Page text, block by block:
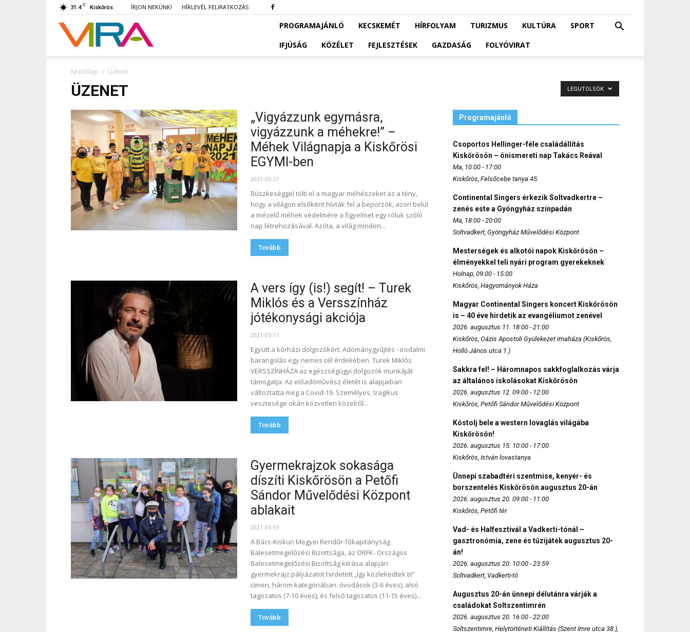
31.4 C Kiskőrös ÍRJON NEKÜNK! HÍRLEVÉL FELIRATKOZÁS
VIRA PROGRAMAJÁNLÓ KECSKEMÉT HÍRFOLYAM TURIZMUS KULTÚRA
SPORT
IFJÚSÁG
KÖZÉLET FEJLESZTÉSEK GAZDASÁG FOLYÓVIRAT
Kezdőlap Üzenet
ÜZENET LEGUTOLSÓK
„Vigyázzunk egymásra,
vigyázzunk a méhekre!” –
Méhek Világnapja a Kiskőrösi
EGYMI-ben
2021-05-21
Büszkeséggel tölti el a magyar méhészeket az a tény,
hogy a világon elsőként hívták fel a beporzók, azon belül
a mézelő méhek védelmére a figyelmet egy róluk szóló
nap létrehozásával. Azóta, a világ minden...
Tovább
A vers így (is!) segít! – Turek
Miklós és a Versszínház
jótékonysági akciója
2021-05-11
Együtt a kórházi dolgozókért. Adománygyűjtés - irodalmi
barangolás egy nemes cél érdekében. Turek Miklós
VERSSZÍNHÁZA az egészségügyi dolgozók munkáját
támogatja. Az előadóművész életét is alapjaiban
változtatta meg a Covid-19. Személyes, tragikus
vesztesége okán közvetlen közelről...
Tovább
Gyermekrajzok sokasága
díszíti Kiskőrösön a Petőfi
Sándor Művelődési Központ
ablakait
2021-05-03
A Bács-Kiskun Megyei Rendőr-főkapitányság
Balesetmegelőzési Bizottsága, az ORFK- Országos
Balesetmegelőzési Bizottság kiírása alapján
gyermekrajz pályázatot hirdetett „Így közlekedtek ti!”
címen, három kategóriában. óvodások (3-6 éves), alsó
tagozatos (7-10 éves), és felső tagozatos (11-15 éves)...
Tovább
Programajánló
Csoportos Hellinger-féle családállítás
Kiskőrösön – önismereti nap Takács Reával
Ma, 10:00 - 17:00
Kiskőrös, Felsőcebe tanya 45.
Continental Singers érkezik Soltvadkertre –
zenés este a Gyöngyház színpadán
Ma, 18:00 - 20:00
Soltvadkert, Gyöngyház Művelődési Központ
Mesterségek és alkotói napok Kiskőrösön –
élményekkel teli nyári program gyerekeknek
Holnap, 09:00 - 15:00
Kiskőrös, Hagyományok Háza
Magyar Continental Singers koncert Kiskőrösön
is – 40 éve hirdetik az evangéliumot zenével
2026. augusztus 11. 18:00 - 21:00
Kiskőrös, Oázis Apostoli Gyülekezet imaháza (Kiskőrös,
Holló János utca 1.)
Sakkra fel! – Háromnapos sakkfoglalkozás várja
az általános iskolásokat Kiskőrösön
2026. augusztus 12. 09:00 - 12:00
Kiskőrös, Petőfi Sándor Művelődési Központ
Kóstolj bele a western lovaglás világába
Kiskőrösön!
2026. augusztus 15. 10:00 - 17:00
Kiskőrös, István lovastanya
Ünnepi szabadtéri szentmise, kenyér- és
borszentelés Kiskőrösön augusztus 20-án
2026. augusztus 20. 09:00 - 11:00
Kiskőrös, Petőfi tér
Vad- és Halfesztivál a Vadkerti-tónál –
gasztronómia, zene és tűzijáték augusztus 20-
án!
2026. augusztus 20. 10:00 - 23:59
Soltvadkert, Vadkerti-tó
Augusztus 20-án ünnepi délutánra várják a
családokat Soltszentimrén
2026. augusztus 20. 16:00 - 22:00
Soltszentimre, Helytörténeti Kiállítás (Szent Imre utca 38.),